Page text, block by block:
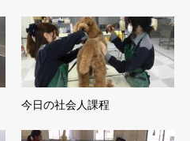
今日の社会人課程